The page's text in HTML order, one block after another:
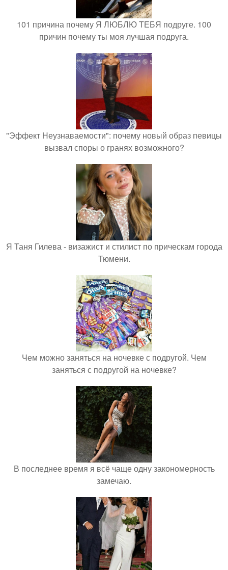
101 причина почему Я ЛЮБЛЮ ТЕБЯ подруге. 100
причин почему ты моя лучшая подруга.
"Эффект Неузнаваемости": почему новый образ певицы
вызвал споры о гранях возможного?
Я Таня Гилева - визажист и стилист по прическам города
Тюмени.
Чем можно заняться на ночевке с подругой. Чем
заняться с подругой на ночевке?
В последнее время я всё чаще одну закономерность
замечаю.